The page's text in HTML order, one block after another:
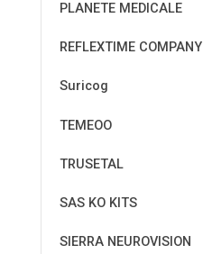
PLANETE MEDICALE
REFLEXTIME COMPANY
Suricog
TEMEOO
TRUSETAL
SAS KO KITS
SIERRA NEUROVISION